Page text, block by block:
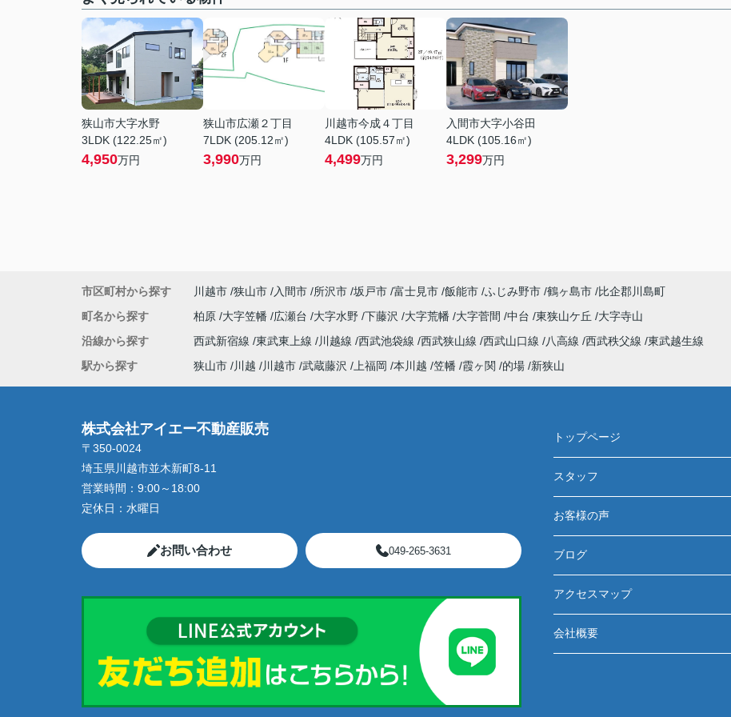
狭山市大字水野
3LDK (122.25㎡)
4,950万円
狭山市広瀬２丁目
7LDK (205.12㎡)
3,990万円
川越市今成４丁目
4LDK (105.57㎡)
4,499万円
入間市大字小谷田
4LDK (105.16㎡)
3,299万円
市区町村から探す 川越市 狭山市 入間市 所沢市 坂戸市 富士見市 飯能市 ふじみ野市 鶴ヶ島市
比企郡川島町
町名から探す
柏原 大字笠幡 広瀬台 大字水野 下藤沢 大字荒幡 大字菅間 中台 東狭山ケ丘
大字寺山
沿線から探す
西武新宿線 東武東上線 川越線 西武池袋線 西武狭山線 西武山口線 八高線 西武秩父線 東武越生線
駅から探す
狭山市 川越 川越市 武蔵藤沢 上福岡 本川越 笠幡 霞ヶ関 的場 新狭山
株式会社アイエー不動産販売
〒350-0024
埼玉県川越市並木新町8-11
営業時間： 9:00～18:00
定休日： 水曜日
お問い合わせ 049-265-3631
トップページ
スタッフ
お客様の声
ブログ
アクセスマップ
会社概要